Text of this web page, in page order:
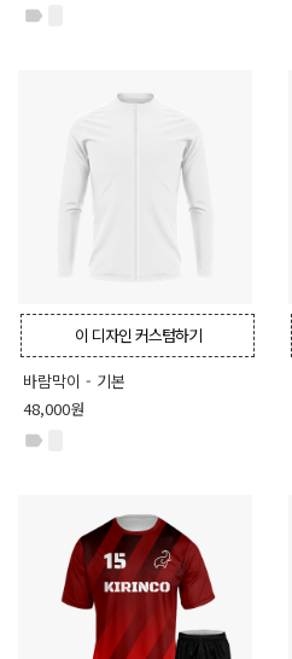
label
이 디자인 커스텀하기
바람막이 - 기본
48,000원
label